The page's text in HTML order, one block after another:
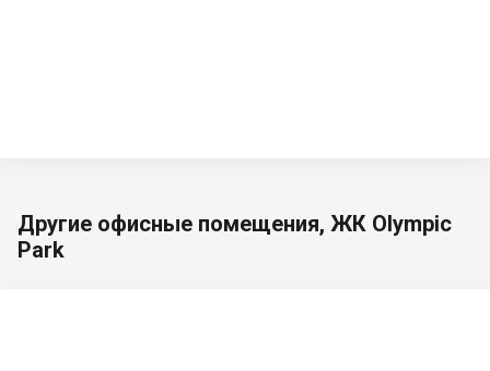
Другие офисные помещения, ЖК Olympic
Park